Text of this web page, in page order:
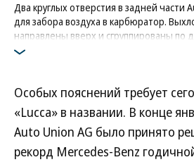
Два круглых отверстия в задней части
для забора воздуха в карбюратор.
направлены вверх и сгруппированы по
Фото: Audi
Особых пояснений требует
«Lucca» в названии. В конце
Auto Union AG было принято
рекорд Mercedes-Benz